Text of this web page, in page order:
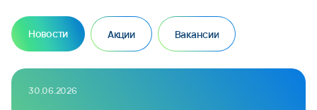
Новости Акции Вакансии
30.06.2026